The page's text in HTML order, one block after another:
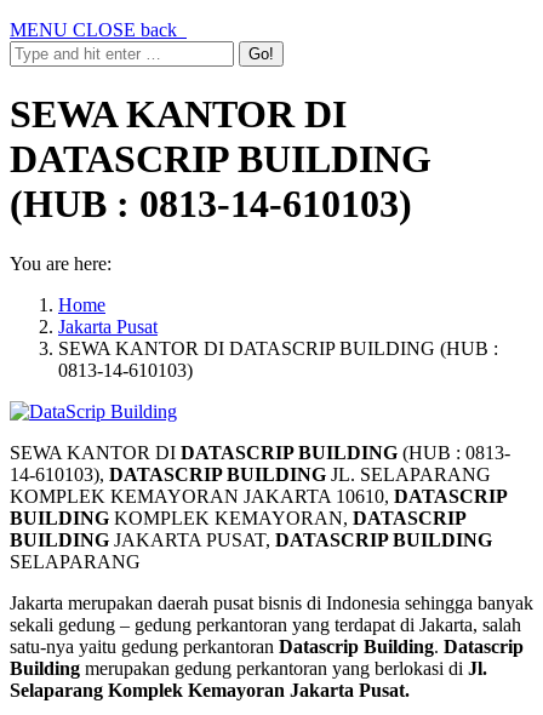
MENU CLOSE back
SEWA KANTOR DI
DATASCRIP BUILDING
(HUB : 0813-14-610103)
You are here:
Home
Jakarta Pusat
SEWA KANTOR DI DATASCRIP BUILDING (HUB :
0813-14-610103)
SEWA KANTOR DI DATASCRIP BUILDING (HUB : 0813-
14-610103), DATASCRIP BUILDING JL. SELAPARANG
KOMPLEK KEMAYORAN JAKARTA 10610, DATASCRIP
BUILDING KOMPLEK KEMAYORAN, DATASCRIP
BUILDING JAKARTA PUSAT, DATASCRIP BUILDING
SELAPARANG
Jakarta merupakan daerah pusat bisnis di Indonesia sehingga banyak
sekali gedung – gedung perkantoran yang terdapat di Jakarta, salah
satu-nya yaitu gedung perkantoran Datascrip Building. Datascrip
Building merupakan gedung perkantoran yang berlokasi di Jl.
Selaparang Komplek Kemayoran Jakarta Pusat.